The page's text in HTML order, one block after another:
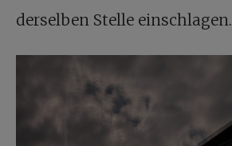
derselben Stelle einschlagen.